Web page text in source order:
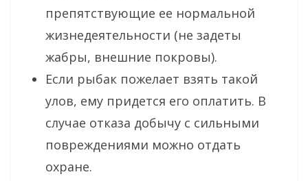
препятствующие ее нормальной
жизнедеятельности (не задеты
жабры, внешние покровы).
Если рыбак пожелает взять такой
улов, ему придется его оплатить. В
случае отказа добычу с сильными
повреждениями можно отдать
охране.